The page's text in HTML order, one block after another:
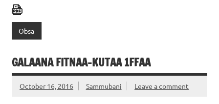
Obsa
GALAANA FITNAA-KUTAA 1FFAA
October 16, 2016 Sammubani Leave a comment